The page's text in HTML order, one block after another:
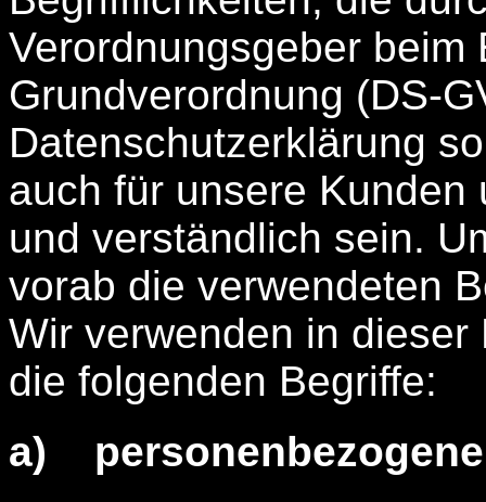
Verordnungsgeber
Grundverordnung (DS-
Datenschutzerklärung
auch für unsere
und verständlich sein.
vorab die verwendeten
Wir verwenden in
die folgenden Begriffe:
a) personenbezogene